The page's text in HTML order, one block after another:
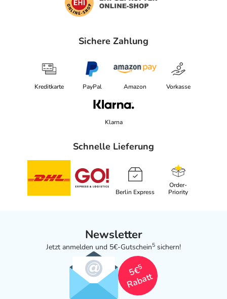
Sichere Zahlung
Kreditkarte PayPal Amazon Vorkasse
Klarna
Schnelle Lieferung
Berlin Express
Order-
Priority
Newsletter
Jetzt anmelden und 5€-Gutschein5 sichern!
5€
5
Rabatt